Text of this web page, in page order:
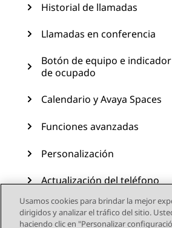
Historial de llamadas
Llamadas en conferencia
Botón de equipo e indicador
de ocupado
Calendario y Avaya Spaces
Funciones avanzadas
Personalización
Actualización del teléfono
Mantenimiento
Usamos cookies para brindar la mejor
dirigidos y analizar el tráfico del sitio.
haciendo clic en "Personalizar